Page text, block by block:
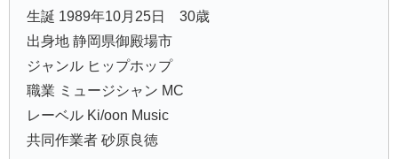
生誕 1989年10月25日 30歳
出身地 静岡県御殿場市
ジャンル ヒップホップ
職業 ミュージシャン MC
レーベル Ki/oon Music
共同作業者 砂原良徳